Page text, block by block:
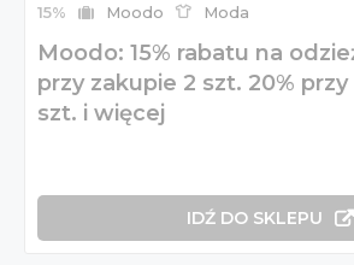
15% Moodo Moda
Moodo: 15% rabatu na
przy zakupie 2 szt. 20%
szt. i więcej
IDŹ DO SKLEPU